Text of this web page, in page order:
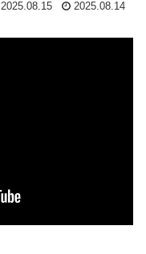
2025.08.15 2025.08.14